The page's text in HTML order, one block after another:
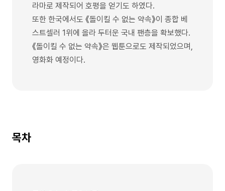
라마로 제작되어 호평을 얻기도 하였다.
또한 한국에서도 《돌이킬 수 없는 약속》이 종합 베
스트셀러 1위에 올라 두터운 국내 팬층을 확보했다.
《돌이킬 수 없는 약속》은 웹툰으로도 제작되었으며,
영화화 예정이다.
목차